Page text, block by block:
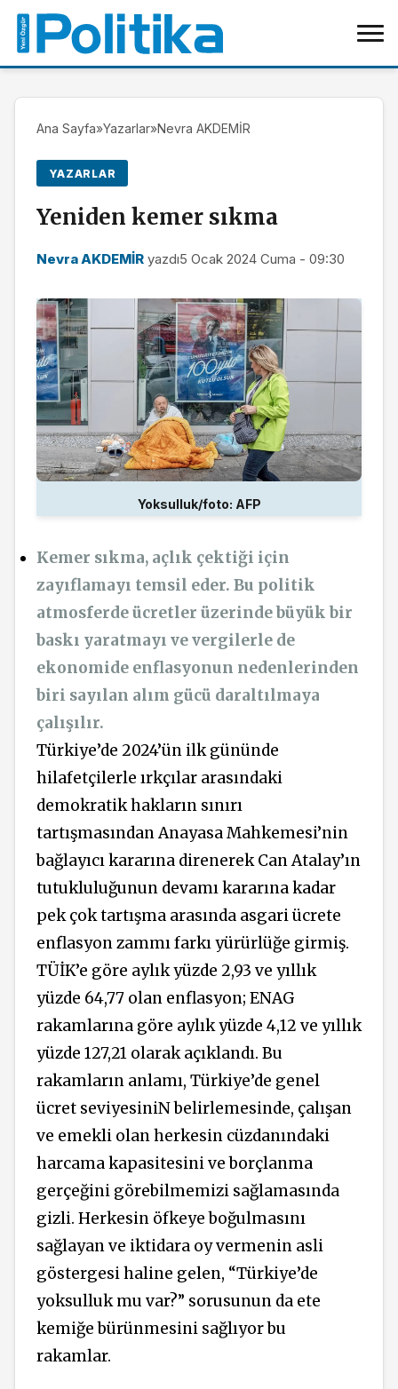
Ana Sayfa»Yazarlar»Nevra AKDEMİR
YAZARLAR
Yeniden kemer sıkma
Nevra AKDEMİR yazdı5 Ocak 2024 Cuma - 09:30
Yoksulluk/foto: AFP
Kemer sıkma, açlık çektiği için
zayıflamayı temsil eder. Bu politik
atmosferde ücretler üzerinde büyük bir
baskı yaratmayı ve vergilerle de
ekonomide enflasyonun nedenlerinden
biri sayılan alım gücü daraltılmaya
çalışılır.
Türkiye’de 2024’ün ilk gününde
hilafetçilerle ırkçılar arasındaki
demokratik hakların sınırı
tartışmasından Anayasa Mahkemesi’nin
bağlayıcı kararına direnerek Can Atalay’ın
tutukluluğunun devamı kararına kadar
pek çok tartışma arasında asgari ücrete
enflasyon zammı farkı yürürlüğe girmiş.
TÜİK’e göre aylık yüzde 2,93 ve yıllık
yüzde 64,77 olan enflasyon; ENAG
rakamlarına göre aylık yüzde 4,12 ve yıllık
yüzde 127,21 olarak açıklandı. Bu
rakamların anlamı, Türkiye’de genel
ücret seviyesiniN belirlemesinde, çalışan
ve emekli olan herkesin cüzdanındaki
harcama kapasitesini ve borçlanma
gerçeğini görebilmemizi sağlamasında
gizli. Herkesin öfkeye boğulmasını
sağlayan ve iktidara oy vermenin asli
göstergesi haline gelen, “Türkiye’de
yoksulluk mu var?” sorusunun da ete
kemiğe bürünmesini sağlıyor bu
rakamlar.